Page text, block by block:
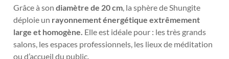
Grâce à sondiamètre de 20 cm , la sphère de Shungite
déploie un rayonnement énergétique extrêmement
large et homogène. Elle est idéale pour : les très grands
salons, les espaces professionnels, les lieux de méditation
ou d’accueil du public.